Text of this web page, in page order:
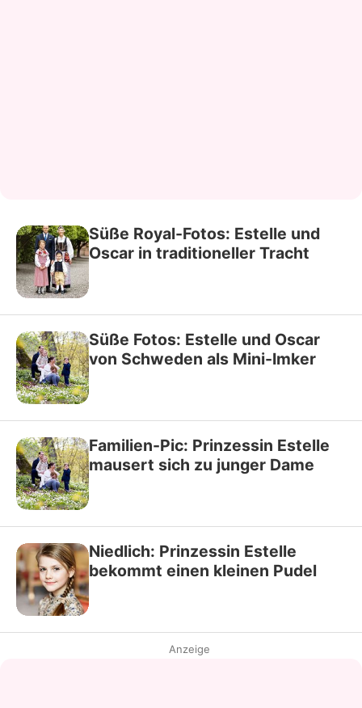
Süße Royal-Fotos: Estelle und
Oscar in traditioneller Tracht
Süße Fotos: Estelle und Oscar
von Schweden als Mini-Imker
Familien-Pic: Prinzessin Estelle
mausert sich zu junger Dame
Niedlich: Prinzessin Estelle
bekommt einen kleinen Pudel
Anzeige